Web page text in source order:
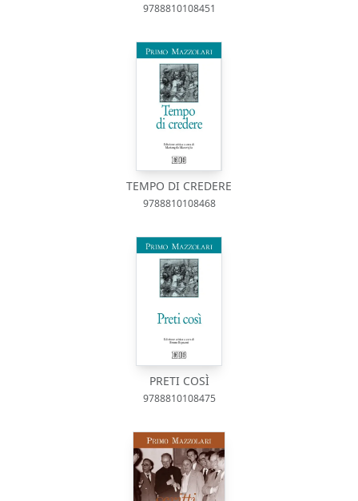
9788810108451
TEMPO DI CREDERE
9788810108468
PRETI COSÌ
9788810108475